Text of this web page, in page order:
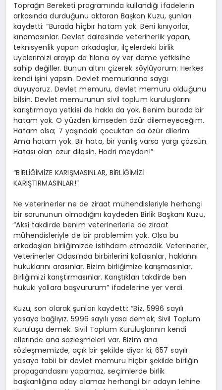
Toprağın Bereketi programında kullandığı ifadelerin
arkasında durduğunu aktaran Başkan Kuzu, şunları
kaydetti: “Burada hiçbir hatam yok. Beni kınıyorlar,
kınamasınlar. Devlet dairesinde veterinerlik yapan,
teknisyenlik yapan arkadaşlar, ilçelerdeki birlik
üyelerimizi arayıp da filana oy ver deme yetkisine
sahip değiller. Bunun altını çizerek söylüyorum: Herkes
kendi işini yapsın. Devlet memurlarına saygı
duyuyoruz. Devlet memuru, devlet memuru olduğunu
bilsin. Devlet memurunun sivil toplum kuruluşlarını
karıştırmaya yetkisi de hakkı da yok. Benim burada bir
hatam yok. O yüzden kimseden özür dilemeyeceğim.
Hatam olsa; 7 yaşındaki çocuktan da özür dilerim.
Ama hatam yok. Bir hata, bir yanlış varsa yargı çözsün.
Hatası olan özür dilesin. Hodri meydan!”
“BİRLİĞİMİZE KARIŞMASINLAR, BİRLİĞİMİZİ
KARIŞTIRMASINLAR!”
Ne veterinerler ne de ziraat mühendisleriyle herhangi
bir sorununun olmadığını kaydeden Birlik Başkanı Kuzu,
“Aksi takdirde benim veterinerlerle de ziraat
mühendisleriyle de bir problemim yok. Olsa bu
arkadaşları birliğimizde istihdam etmezdik. Veterinerler,
Veterinerler Odası’nda birbirlerini kollasınlar, haklarını
hukuklarını arasınlar. Bizim birliğimize karışmasınlar.
Birliğimizi karıştırmasınlar. Karıştıkları takdirde ben
hukuki yollara başvururum” ifadelerine yer verdi.
Kuzu, son olarak şunları kaydetti: “Biz, 5996 sayılı
yasaya bağlıyız. 5996 sayılı yasa demek; Sivil Toplum
Kuruluşu demek. Sivil Toplum Kuruluşlarının kendi
ellerinde ana sözleşmeleri var. Bizim ana
sözleşmemizde, açık bir şekilde diyor ki; 657 sayılı
yasaya tabii bir devlet memuru hiçbir şekilde birliğin
propagandasını yapamaz, seçimlerde birlik
başkanlığına aday olamaz herhangi bir adayın lehine